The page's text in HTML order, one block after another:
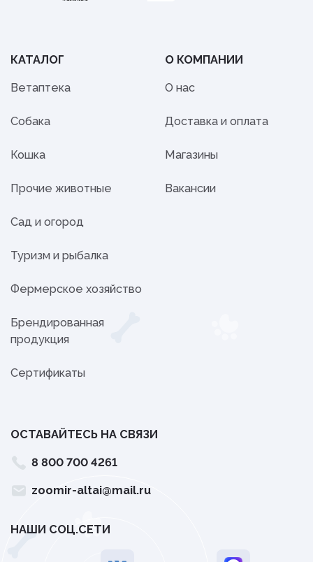
КАТАЛОГ
Ветаптека
Собака
Кошка
Прочие животные
Сад и огород
Туризм и рыбалка
Фермерское хозяйство
Брендированная
продукция
Сертификаты
О КОМПАНИИ
О нас
Доставка и оплата
Магазины
Вакансии
ОСТАВАЙТЕСЬ НА СВЯЗИ
8 800 700 4261
zoomir-altai@mail.ru
НАШИ СОЦ.СЕТИ